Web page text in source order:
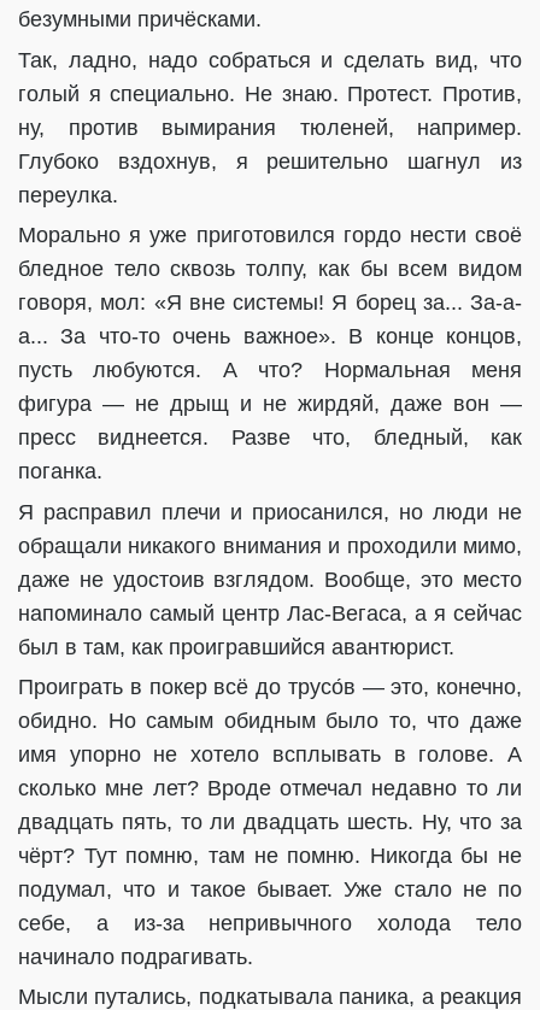
безумными причёсками.
Так, ладно, надо собраться и сделать вид, что
голый я специально. Не знаю. Протест. Против,
ну, против вымирания тюленей, например.
Глубоко вздохнув, я решительно шагнул из
переулка.
Морально я уже приготовился гордо нести своё
бледное тело сквозь толпу, как бы всем видом
говоря, мол: «Я вне системы! Я борец за... За-а-
а... За что-то очень важное». В конце концов,
пусть любуются. А что? Нормальная меня
фигура — не дрыщ и не жирдяй, даже вон —
пресс виднеется. Разве что, бледный, как
поганка.
Я расправил плечи и приосанился, но люди не
обращали никакого внимания и проходили мимо,
даже не удостоив взглядом. Вообще, это место
напоминало самый центр Лас-Вегаса, а я сейчас
был в там, как проигравшийся авантюрист.
Проиграть в покер всё до трусо́в — это, конечно,
обидно. Но самым обидным было то, что даже
имя упорно не хотело всплывать в голове. А
сколько мне лет? Вроде отмечал недавно то ли
двадцать пять, то ли двадцать шесть. Ну, что за
чёрт? Тут помню, там не помню. Никогда бы не
подумал, что и такое бывает. Уже стало не по
себе, а из-за непривычного холода тело
начинало подрагивать.
Мысли путались, подкатывала паника, а реакция